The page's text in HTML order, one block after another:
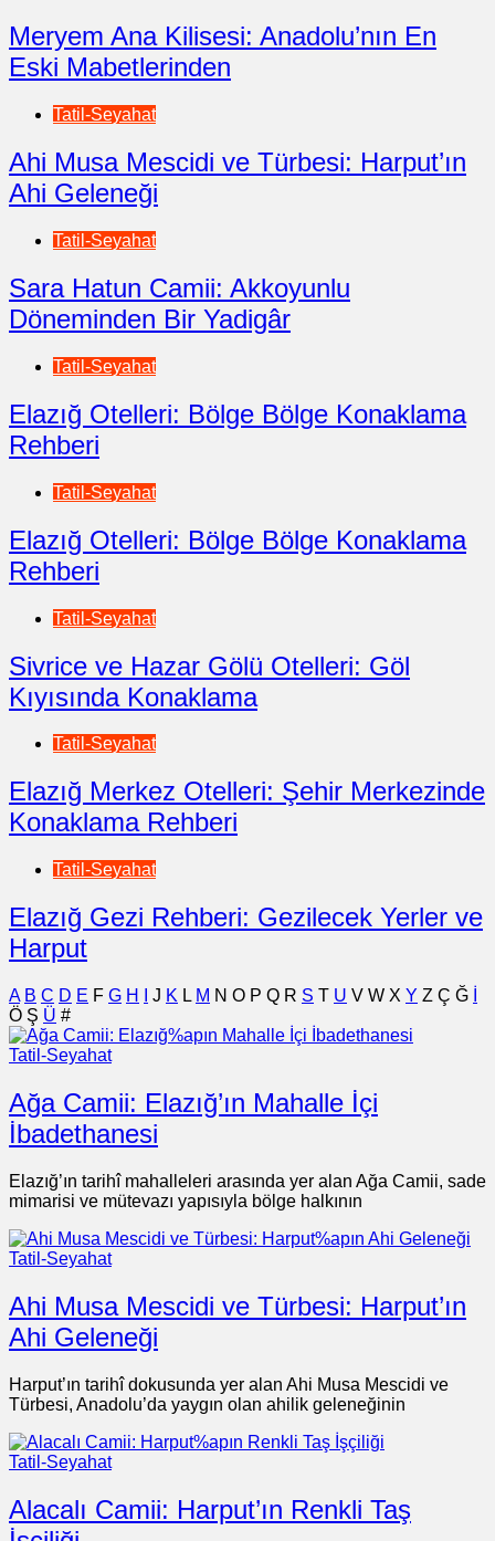
Meryem Ana Kilisesi: Anadolu’nın En
Eski Mabetlerinden
Tatil-Seyahat
Ahi Musa Mescidi ve Türbesi: Harput’ın
Ahi Geleneği
Tatil-Seyahat
Sara Hatun Camii: Akkoyunlu
Döneminden Bir Yadigâr
Tatil-Seyahat
Elazığ Otelleri: Bölge Bölge Konaklama
Rehberi
Tatil-Seyahat
Elazığ Otelleri: Bölge Bölge Konaklama
Rehberi
Tatil-Seyahat
Sivrice ve Hazar Gölü Otelleri: Göl
Kıyısında Konaklama
Tatil-Seyahat
Elazığ Merkez Otelleri: Şehir Merkezinde
Konaklama Rehberi
Tatil-Seyahat
Elazığ Gezi Rehberi: Gezilecek Yerler ve
Harput
A B C D E F G H J K L M N O P Q R S T U V W X Y Z Ç Ğ
Ö Ş Ü #
Tatil-Seyahat
Ağa Camii: Elazığ’ın Mahalle İçi
İbadethanesi
Elazığ’ın tarihî mahalleleri arasında yer alan Ağa Camii, sade
mimarisi ve mütevazı yapısıyla bölge halkının
Tatil-Seyahat
Ahi Musa Mescidi ve Türbesi: Harput’ın
Ahi Geleneği
Harput’ın tarihî dokusunda yer alan Ahi Musa Mescidi ve
Türbesi, Anadolu’da yaygın olan ahilik geleneğinin
Tatil-Seyahat
Alacalı Camii: Harput’ın Renkli Taş